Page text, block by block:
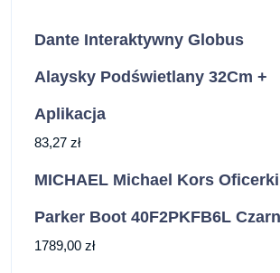
Dante Interaktywny Globus
Alaysky Podświetlany 32Cm +
Aplikacja
83,27 zł
MICHAEL Michael Kors Oficerki
Parker Boot 40F2PKFB6L
1789,00 zł